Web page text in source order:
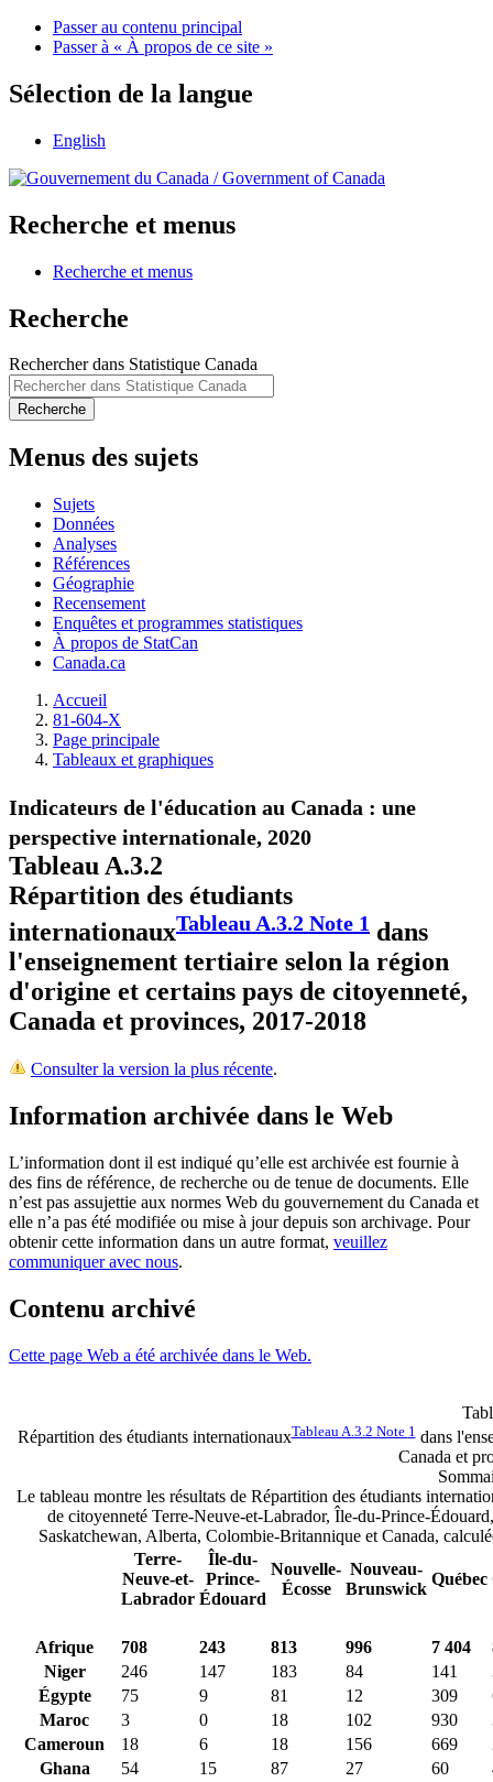
Passer au contenu principal
Passer à « À propos de ce site »
Sélection de la langue
English
/Government of Canada
Recherche et menus
Recherche et menus
Recherche
Rechercher dans Statistique Canada
Recherche
Menus des sujets
Sujets
Données
Analyses
Références
Géographie
Recensement
Enquêtes et programmes statistiques
À propos de StatCan
Canada.ca
Accueil
81-604-X
Page principale
Tableaux et graphiques
Indicateurs de l'éducation au Canada : une
perspective internationale, 2020
Tableau A.3.2
Répartition des étudiants
internationauxTableau A.3.2 Note 1 dans
l'enseignement tertiaire selon la région
d'origine et certains pays de citoyenneté,
Canada et provinces, 2017-2018
Consulter la version la plus récente.
Information archivée dans le Web
L’information dont il est indiqué qu’elle est archivée est fournie à
des fins de référence, de recherche ou de tenue de documents. Elle
n’est pas assujettie aux normes Web du gouvernement du Canada et
elle n’a pas été modifiée ou mise à jour depuis son archivage. Pour
obtenir cette information dans un autre format, veuillez
communiquer avec nous.
Contenu archivé
Cette page Web a été archivée dans le Web.
Répartition des étudiants internationauxTableau A.3.2 Note 1dans
Canada et
Le tableau montre les résultats de Répartition des étudiants
de citoyenneté Terre-Neuve-et-Labrador, Île-du-Prince-
Saskatchewan, Alberta, Colombie-Britannique et Canada,
Terre-
Neuve-et-
Labrador
Île-du-
Prince-
Édouard
Nouvelle-
Écosse
Nouveau-
Brunswick
Québec
Afrique 708 243 813 996 7 404
Niger
246 147 183 84 141
Égypte
75 9 81 12 309
Maroc
3 0 18 102 930
Cameroun
18 6 18 156 669
Ghana
54 15 87 27 60